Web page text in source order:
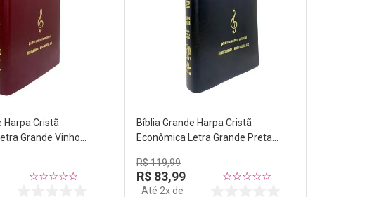
Harpa Cristã
Grande Vinho
☆☆☆☆☆
Bíblia Grande Harpa Cristã
Econômica Letra Grande Preta
R$119,99
R$ 83,99
Até 2x de
☆☆☆☆☆